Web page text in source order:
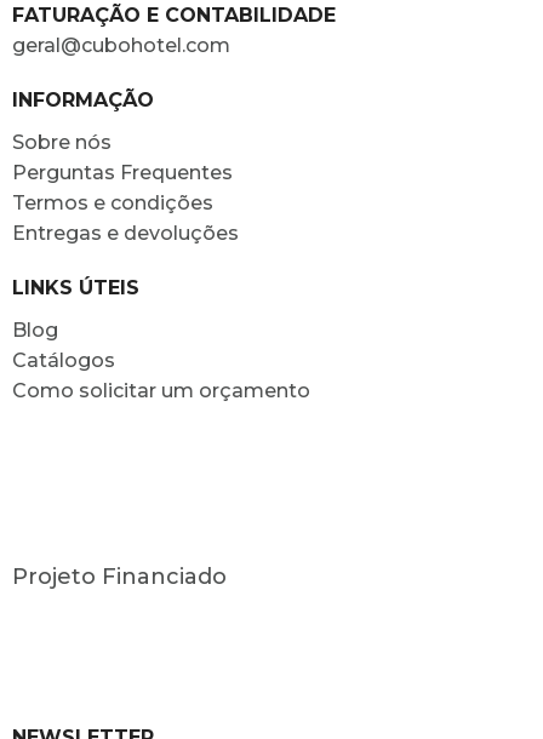
FATURAÇÃO E CONTABILIDADE
geral@cubohotel.com
INFORMAÇÃO
Sobre nós
Perguntas Frequentes
Termos e condições
Entregas e devoluções
LINKS ÚTEIS
Blog
Catálogos
Como solicitar um orçamento
Projeto Financiado